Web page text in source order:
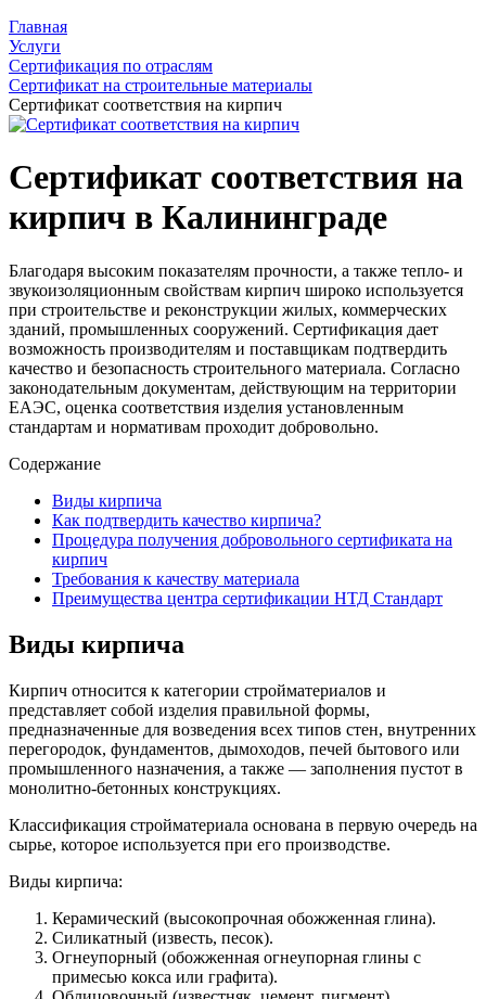
Главная
Услуги
Сертификация по отраслям
Сертификат на строительные материалы
Сертификат соответствия на кирпич
Сертификат соответствия на
кирпич в Калининграде
Благодаря высоким показателям прочности, а также тепло- и
звукоизоляционным свойствам кирпич широко используется
при строительстве и реконструкции жилых, коммерческих
зданий, промышленных сооружений. Сертификация дает
возможность производителям и поставщикам подтвердить
качество и безопасность строительного материала. Согласно
законодательным документам, действующим на территории
ЕАЭС, оценка соответствия изделия установленным
стандартам и нормативам проходит добровольно.
Содержание
Виды кирпича
Как подтвердить качество кирпича?
Процедура получения добровольного сертификата на
кирпич
Требования к качеству материала
Преимущества центра сертификации НТД Стандарт
Виды кирпича
Кирпич относится к категории стройматериалов и
представляет собой изделия правильной формы,
предназначенные для возведения всех типов стен, внутренних
перегородок, фундаментов, дымоходов, печей бытового или
промышленного назначения, а также — заполнения пустот в
монолитно-бетонных конструкциях.
Классификация стройматериала основана в первую очередь на
сырье, которое используется при его производстве.
Виды кирпича:
Керамический (высокопрочная обожженная глина).
Силикатный (известь, песок).
Огнеупорный (обожженная огнеупорная глины с
примесью кокса или графита).